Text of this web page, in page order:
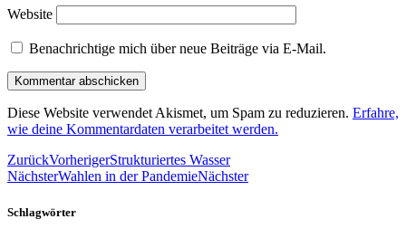
Website
Benachrichtige mich über neue Beiträge via E-Mail.
Diese Website verwendet Akismet, um Spam zu reduzieren. Erfahre,
wie deine Kommentardaten verarbeitet werden.
ZurückVorherigerStrukturiertes Wasser
NächsterWahlen in der PandemieNächster
Schlagwörter